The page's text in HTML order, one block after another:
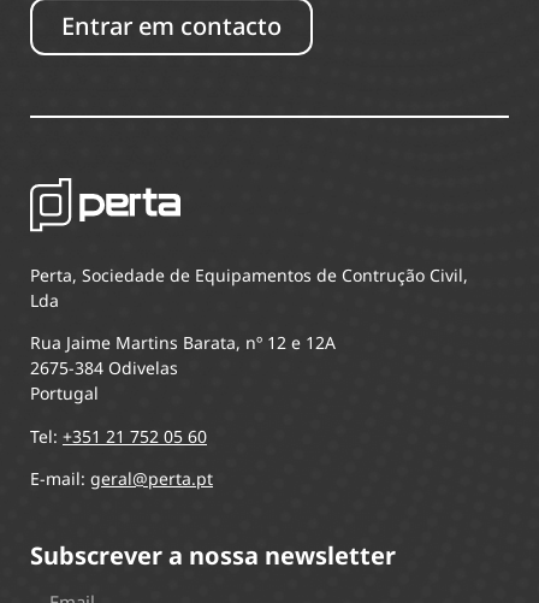
Entrar em contacto
Perta, Sociedade de Equipamentos de Contrução Civil,
Lda
Rua Jaime Martins Barata, nº 12 e 12A
2675-384 Odivelas
Portugal
Tel: +351 21 752 05 60
E-mail: geral@perta.pt
Subscrever a nossa newsletter